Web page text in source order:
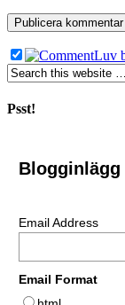
Psst!
Email Address
Email Format